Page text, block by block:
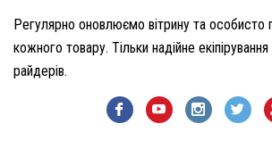
Регулярно оновлюємо вітрину та особисто
кожного товару. Тільки надійне
райдерів.